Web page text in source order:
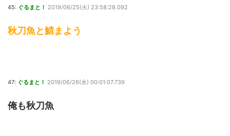
45: ぐるまと！ 2019/06/25(火) 23:58:28.092
秋刀魚と鯖まよう
47: ぐるまと！ 2019/06/26(水) 00:01:07.739
俺も秋刀魚